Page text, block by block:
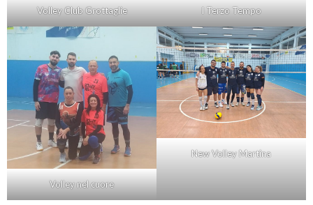
Volley Club Grottaglie I Terzo Tempo
Volley nel cuore
New Volley Martina